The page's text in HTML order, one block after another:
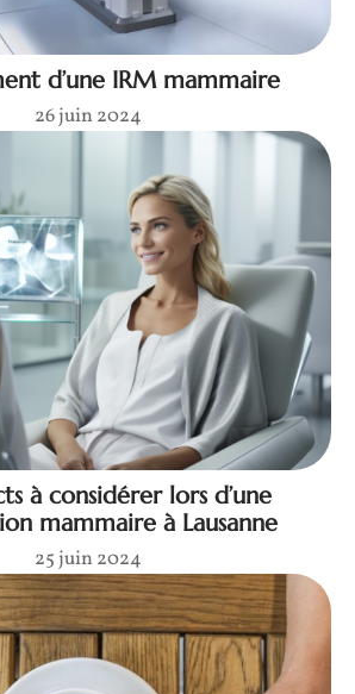
d’une IRM mammaire
26 juin 2024
à considérer lors d’une
mammaire à Lausanne
25 juin 2024